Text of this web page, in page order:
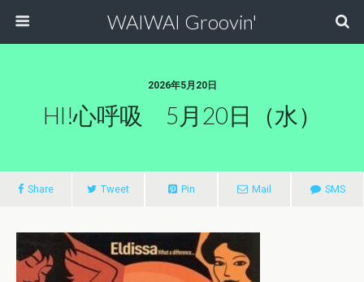
WAIWAI Groovin'
2026年5月20日
HI!心呼吸 5月20日（水）
Share Tweet Pin Mail SMS